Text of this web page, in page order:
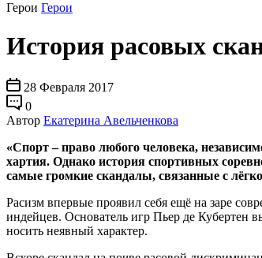
Герои Герои
История расовых
28 Февраля 2017
0
Автор Екатерина Авельченкова
«Спорт – право любого человека,
хартия. Однако история спортивных
самые громкие скандалы, связанные с
Расизм впервые проявил себя ещё на заре
индейцев. Основатель игр Пьер де Кубертен
носить неявный характер.